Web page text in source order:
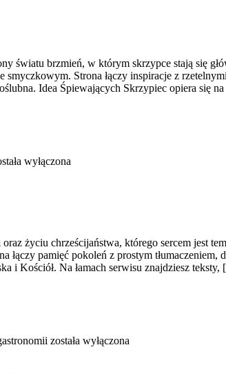
światu brzmień, w którym skrzypce stają się
smyczkowym. Strona łączy inspiracje z
Idea Śpiewających Skrzypiec opiera się
wyłączona
życiu chrześcijaństwa, którego sercem jest
łączy pamięć pokoleń z prostym
i Kościół. Na łamach serwisu znajdziesz
została wyłączona